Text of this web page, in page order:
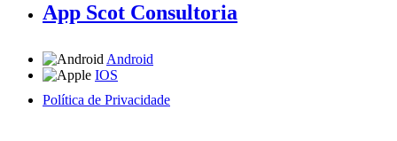
App Scot Consultoria
Android
IOS
Política de Privacidade